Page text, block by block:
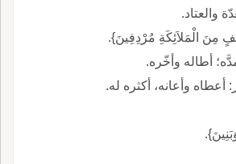
والعتاد.
مِنَ الْمَلاَئِكَةِ مُرْدِفِينَ}.
أطاله وأخّره.
أعطاه وأعانه، أكثره له.